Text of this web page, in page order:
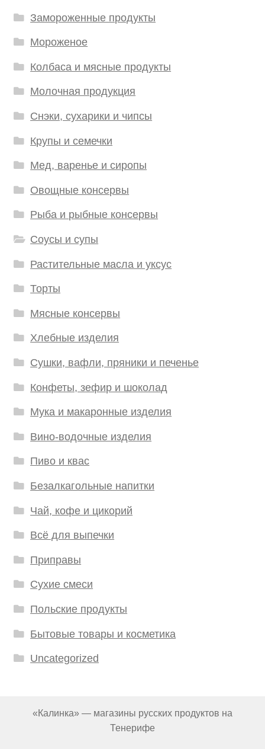
Замороженные продукты
Мороженое
Колбаса и мясные продукты
Молочная продукция
Снэки, сухарики и чипсы
Крупы и семечки
Мед, варенье и сиропы
Овощные консервы
Рыба и рыбные консервы
Соусы и супы
Растительные масла и уксус
Торты
Мясные консервы
Хлебные изделия
Сушки, вафли, пряники и печенье
Конфеты, зефир и шоколад
Мука и макаронные изделия
Вино-водочные изделия
Пиво и квас
Безалкагольные напитки
Чай, кофе и цикорий
Всё для выпечки
Приправы
Сухие смеси
Польские продукты
Бытовые товары и косметика
Uncategorized
«Калинка» — магазины русских продуктов на
Тенерифе